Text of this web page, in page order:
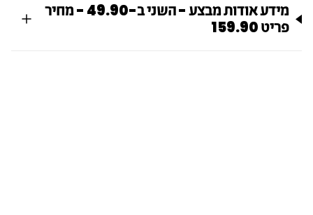
מידע אודות מבצע - השני ב-49.90 - מחיר
פריט 159.90